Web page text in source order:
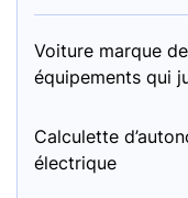
Voiture marque
équipements qui
Calculette
électrique